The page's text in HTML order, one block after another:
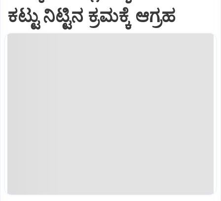
ಕಟ್ಟು ನಿಟ್ಟಿನ ಕ್ರಮಕ್ಕೆ ಆಗ್ರಹ